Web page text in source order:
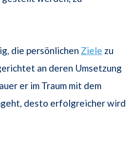
die persönlichen Ziele zu
an deren Umsetzung
er im Traum mit dem
desto erfolgreicher wird